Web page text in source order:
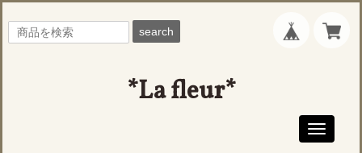
search
*La fleur*
Toggle